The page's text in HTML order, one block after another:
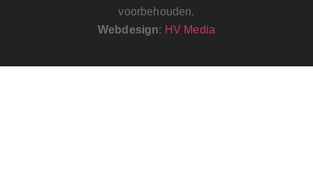
voorbehouden.
Webdesign: HV Media